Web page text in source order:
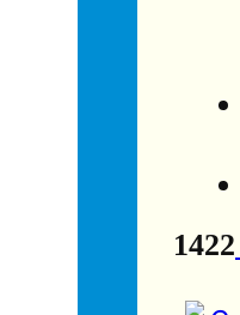
1422